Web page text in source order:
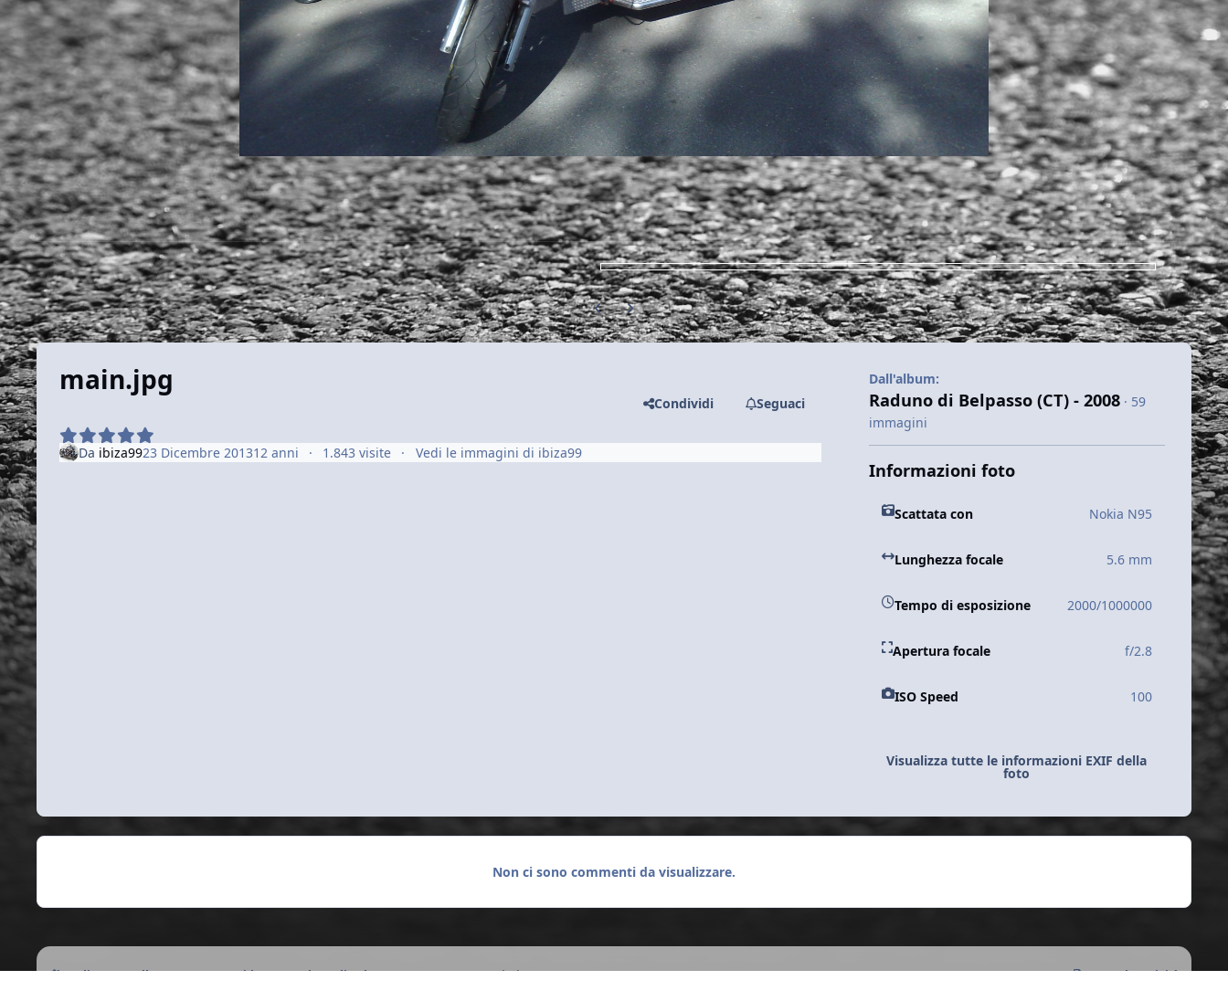
Previous carousel slide
Next carousel slide
main.jpg
Condividi Seguaci
Da ibiza9923 Dicembre 201312 anni 1.843 visite Vedi le immagini di ibiza99
Dall'album:
Raduno di Belpasso (CT) - 2008 · 59
immagini
Informazioni foto
Scattata con Nokia N95
Lunghezza focale 5.6 mm
Tempo di esposizione 2000/1000000
Apertura focale f/2.8
ISO Speed 100
Visualizza tutte le informazioni EXIF della
foto
Non ci sono commenti da visualizzare.
Indice Gallery Tours & Rides Raduno di Belpasso (CT) - 2008 main.jpg Tutte le Attività